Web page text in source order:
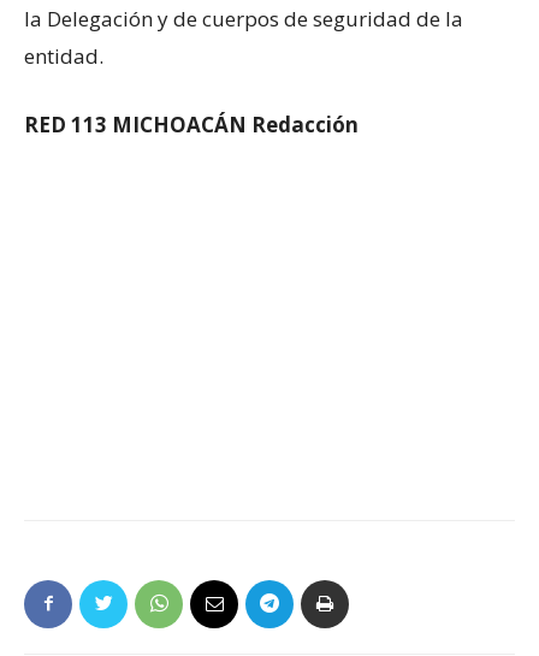
la Delegación y de cuerpos de seguridad de la
entidad.
RED 113 MICHOACÁN Redacción